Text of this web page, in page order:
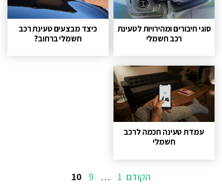
סוגי חיבורים ומהירויות לטעינת
רכב חשמלי
כיצד מבצעים טעינת רכב
חשמלי ברחוב?
עמדת טעינה חכמה לרכב
חשמלי
הקודם 1
…
9 עמוד
10